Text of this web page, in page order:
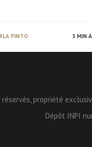
PINTO 3 MIN
réservés, propriété
Dépôt INPI